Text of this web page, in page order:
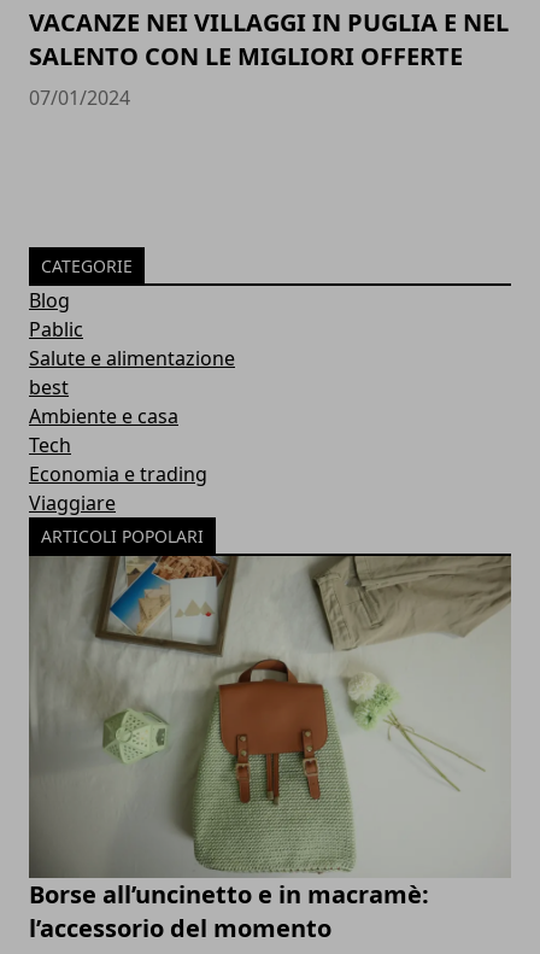
VACANZE NEI VILLAGGI IN PUGLIA E NEL
SALENTO CON LE MIGLIORI OFFERTE
07/01/2024
CATEGORIE
Blog
Pablic
Salute e alimentazione
best
Ambiente e casa
Tech
Economia e trading
Viaggiare
ARTICOLI POPOLARI
Borse all’uncinetto e in macramè:
l’accessorio del momento